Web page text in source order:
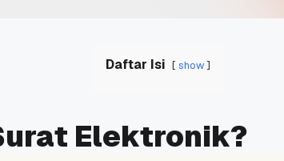
Daftar Isi show
Elektronik?